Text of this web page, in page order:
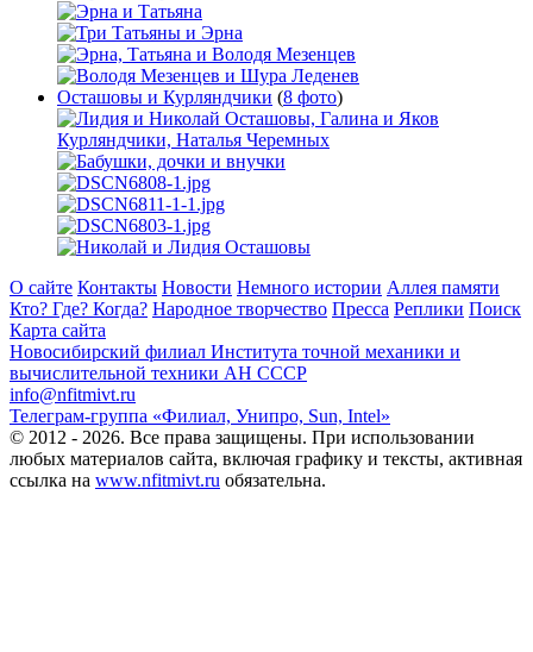
Осташовы и Курляндчики (8 фото)
О сайте Контакты Новости Немного истории Аллея памяти
Кто? Где? Когда? Народное творчество Пресса Реплики Поиск
Карта сайта
Новосибирский филиал Института точной механики и
вычислительной техники АН СССР
info@nfitmivt.ru
Телеграм-группа «Филиал, Унипро, Sun, Intel»
© 2012 - 2026. Все права защищены. При использовании
любых материалов сайта, включая графику и тексты, активная
ссылка на www.nfitmivt.ru обязательна.